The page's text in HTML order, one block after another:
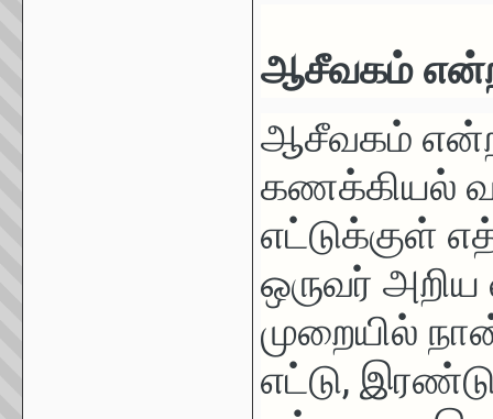
ஆசீவகம்
ஆசீவகம்
கணக்கியல்
எட்டுக்குள்
ஒருவர் அறிய
முறையில்
எட்டு,